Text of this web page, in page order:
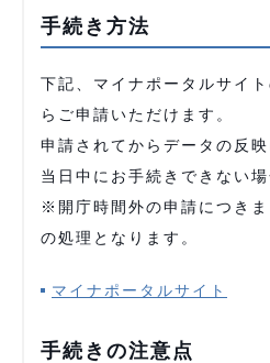
手続き方法
下記、マイナポータルサイ
らご申請いただけます。
申請されてからデータの反
当日中にお手続きできない場
※開庁時間外の申請につき
の処理となります。
マイナポータルサイト
手続きの注意点